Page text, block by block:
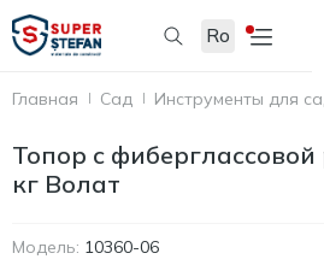
Ro
Главная Сад Инструменты для
Топор с фиберглассовой
кг Волат
Модель: 10360-06